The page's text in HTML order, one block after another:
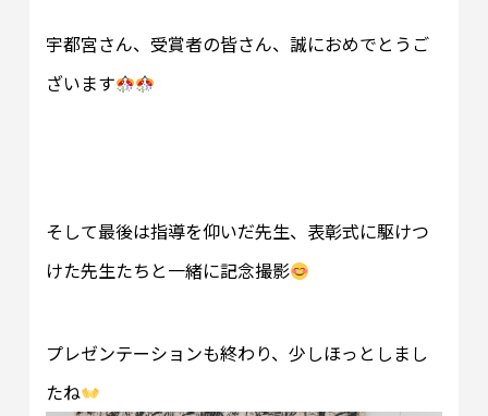
宇都宮さん、受賞者の皆さん、誠におめでとうご
ざいます
そして最後は指導を仰いだ先生、表彰式に駆けつ
けた先生たちと一緒に記念撮影
プレゼンテーションも終わり、少しほっとしまし
たね